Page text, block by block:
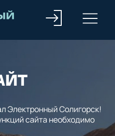
Электронный Солигорск!
сайта необходимо